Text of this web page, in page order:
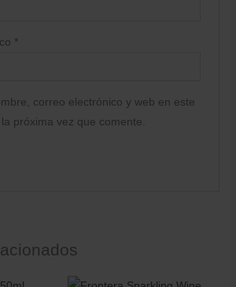
*
correo electrónico y web en este
próxima vez que comente.